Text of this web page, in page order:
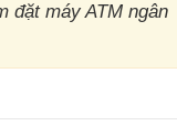
đặt máy ATM ngân